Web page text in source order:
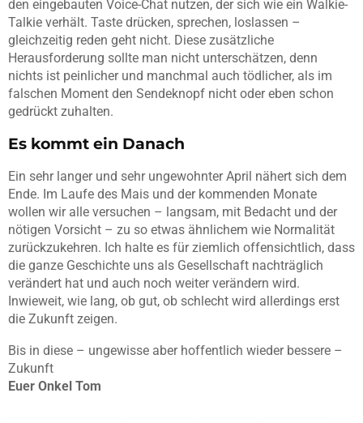
den eingebauten Voice-Chat nutzen, der sich wie ein Walkie-
Talkie verhält. Taste drücken, sprechen, loslassen –
gleichzeitig reden geht nicht. Diese zusätzliche
Herausforderung sollte man nicht unterschätzen, denn
nichts ist peinlicher und manchmal auch tödlicher, als im
falschen Moment den Sendeknopf nicht oder eben schon
gedrückt zuhalten.
Es kommt ein Danach
Ein sehr langer und sehr ungewohnter April nähert sich dem
Ende. Im Laufe des Mais und der kommenden Monate
wollen wir alle versuchen – langsam, mit Bedacht und der
nötigen Vorsicht – zu so etwas ähnlichem wie Normalität
zurückzukehren. Ich halte es für ziemlich offensichtlich, dass
die ganze Geschichte uns als Gesellschaft nachträglich
verändert hat und auch noch weiter verändern wird.
Inwieweit, wie lang, ob gut, ob schlecht wird allerdings erst
die Zukunft zeigen.
Bis in diese – ungewisse aber hoffentlich wieder bessere –
Zukunft
Euer Onkel Tom